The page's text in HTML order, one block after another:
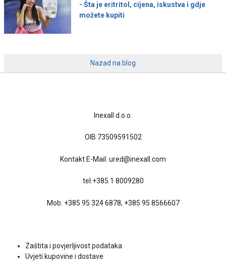
- Šta je eritritol, cijena, iskustva i gdje
možete kupiti
Nazad na blog
Inexall d.o.o.
OIB 73509591502
Kontakt E-Mail: ured@inexall.com
tel:+385 1 8009280
Mob: +385 95 324 6878, +385 95 8566607
Zaštita i povjerljivost podataka
Uvjeti kupovine i dostave